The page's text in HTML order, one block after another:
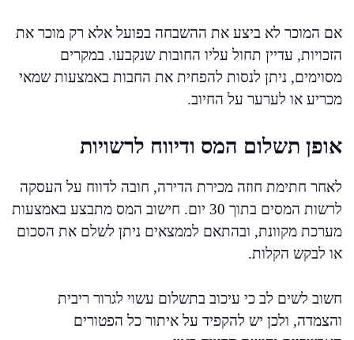
אם המוכר לא ביצע את ההשבחה בפועל אלא רק מוכר את
הזכויות, עדיין תחול עליו החובות שנקבעו. במקרים
מסוימים, ניתן לנסות להפחית את החבות באמצעות שמאי
מכריע או לערער על החיוב.
אופן תשלום המס ודיווח לרשויות
לאחר חתימת חוזה מכירת הדירה, חובה לדווח על העסקה
לרשות המסים בתוך 30 יום. חישוב המס מתבצע באמצעות
מערכת מקוונת, ובהתאם לממצאים ניתן לשלם את הסכום
או לבקש הקלות.
חשוב לשים לב כי עיכוב בתשלום עשוי לגרור ריבית
והצמדה, ולכן יש להקפיד על איתור כל הפטורים